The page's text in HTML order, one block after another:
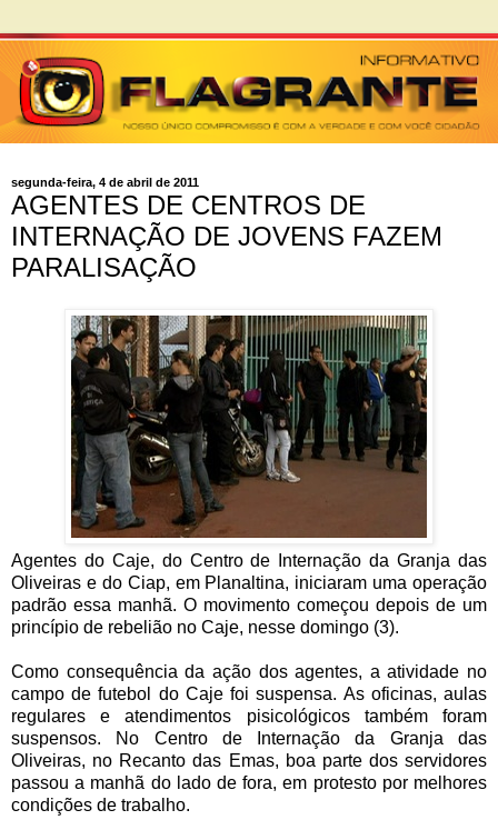
segunda-feira, 4 de abril de 2011
AGENTES DE CENTROS DE
INTERNAÇÃO DE JOVENS FAZEM
PARALISAÇÃO
Agentes do Caje, do Centro de Internação da Granja das
Oliveiras e do Ciap, em Planaltina, iniciaram uma operação
padrão essa manhã. O movimento começou depois de um
princípio de rebelião no Caje, nesse domingo (3).
Como consequência da ação dos agentes, a atividade no
campo de futebol do Caje foi suspensa. As oficinas, aulas
regulares e atendimentos pisicológicos também foram
suspensos. No Centro de Internação da Granja das
Oliveiras, no Recanto das Emas, boa parte dos servidores
passou a manhã do lado de fora, em protesto por melhores
condições de trabalho.